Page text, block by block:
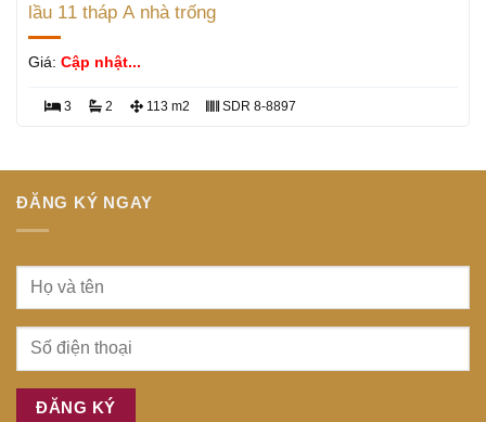
lầu 11 tháp A nhà trống
Giá: Cập nhật...
3 2 113 m2 SDR 8-8897
ĐĂNG KÝ NGAY